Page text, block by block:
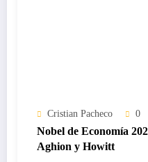
Cristian Pacheco 0
Nobel de Economía
Aghion y Howitt